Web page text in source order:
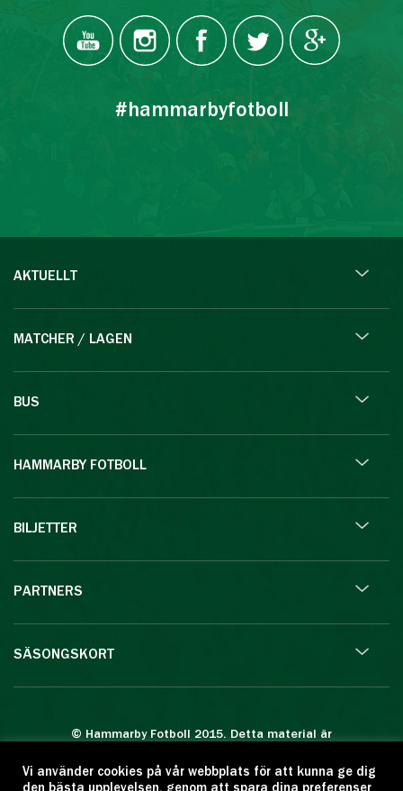
#hammarbyfotboll
AKTUELLT
MATCHER / LAGEN
BUS
HAMMARBY FOTBOLL
BILJETTER
PARTNERS
SÄSONGSKORT
© Hammarby Fotboll 2015. Detta material är
Eftertryck eller annan kopiering är förbjuden.
Vi använder cookies på vår webbplats för att kunna ge dig
den bästa upplevelsen, genom att spara dina preferenser